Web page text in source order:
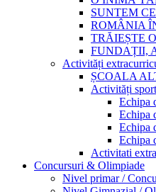
SUNTEM
ROMÂNIA
TRĂIEȘTE
FUNDAȚII,
Activități
ȘCOALA
Activități
Echipa
Echipa
Echipa
Echipa
Activitati
Concursuri & Olimpiade
Nivel primar /